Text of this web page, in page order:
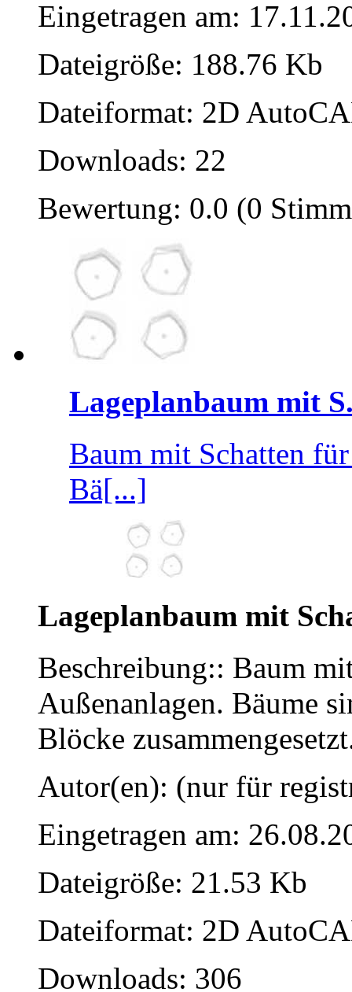
Eingetragen am:
Dateigröße: 188.76 Kb
Dateiformat: 2D
Downloads: 22
Bewertung: 0.0 (0
Lageplanbaum mit
Baum mit Schatten
Bä[...]
Lageplanbaum mit
Beschreibung:: Baum
Außenanlagen. Bäume
Blöcke
Autor(en): (nur für
Eingetragen am:
Dateigröße: 21.53 Kb
Dateiformat: 2D
Downloads: 306